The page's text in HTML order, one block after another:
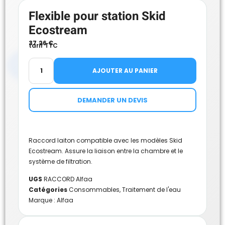
Flexible pour station Skid
Ecostream
37.26€
tarif TTC
AJOUTER AU PANIER
DEMANDER UN DEVIS
Raccord laiton compatible avec les modèles Skid
Ecostream. Assure la liaison entre la chambre et le
système de filtration.
UGS RACCORD Alfaa
CatégoriesConsommables,Traitement de l'eau
Marque : Alfaa